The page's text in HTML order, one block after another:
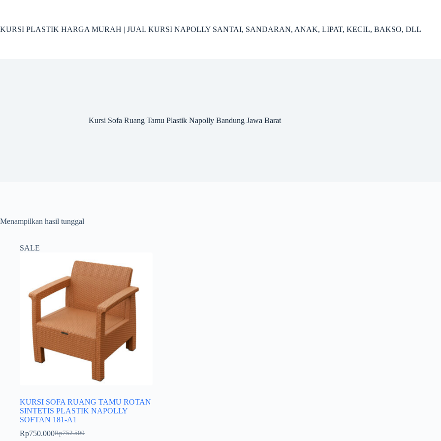
KURSI PLASTIK HARGA MURAH | JUAL KURSI NAPOLLY SANTAI, SANDARAN, ANAK, LIPAT, KECIL, BAKSO, DLL
Kursi Sofa Ruang Tamu Plastik Napolly Bandung Jawa Barat
Menampilkan hasil tunggal
SALE
KURSI SOFA RUANG TAMU ROTAN
SINTETIS PLASTIK NAPOLLY
SOFTAN 181-A1
Rp752.500
Harga
Rp750.000Harga